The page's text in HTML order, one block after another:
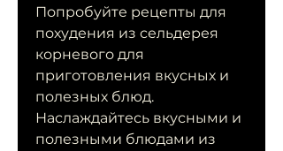
Попробуйте рецепты для
похудения из сельдерея
корневого для
приготовления вкусных и
полезных блюд.
Наслаждайтесь вкусными и
полезными блюдами из